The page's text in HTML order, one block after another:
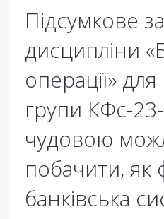
Підсумкове
дисципліни
операції»
групи КФс-
чудовою
побачити, як
банківська